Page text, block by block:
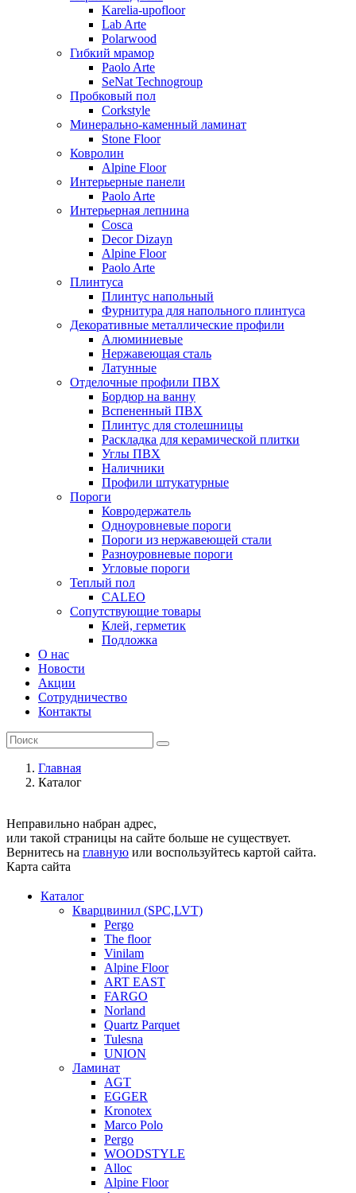
Karelia-upofloor
Lab Arte
Polarwood
Гибкий мрамор
Paolo Arte
SeNat Technogroup
Пробковый пол
Corkstyle
Минерально-каменный ламинат
Stone Floor
Ковролин
Alpine Floor
Интерьерные панели
Paolo Arte
Интерьерная лепнина
Cosca
Decor Dizayn
Alpine Floor
Paolo Arte
Плинтуса
Плинтус напольный
Фурнитура для напольного плинтуса
Декоративные металлические профили
Алюминиевые
Нержавеющая сталь
Латунные
Отделочные профили ПВХ
Бордюр на ванну
Вспененный ПВХ
Плинтус для столешницы
Раскладка для керамической плитки
Углы ПВХ
Наличники
Профили штукатурные
Пороги
Ковродержатель
Одноуровневые пороги
Пороги из нержавеющей стали
Разноуровневые пороги
Угловые пороги
Теплый пол
CALEO
Сопутствующие товары
Клей, герметик
Подложка
О нас
Новости
Акции
Сотрудничество
Контакты
Главная
Каталог
Неправильно набран адрес,
или такой страницы на сайте больше не существует.
Вернитесь на главную или воспользуйтесь картой сайта.
Карта сайта
Каталог
Кварцвинил (SPC,LVT)
Pergo
The floor
Vinilam
Alpine Floor
ART EAST
FARGO
Norland
Quartz Parquet
Tulesna
UNION
Ламинат
AGT
EGGER
Kronotex
Marco Polo
Pergo
WOODSTYLE
Alloc
Alpine Floor